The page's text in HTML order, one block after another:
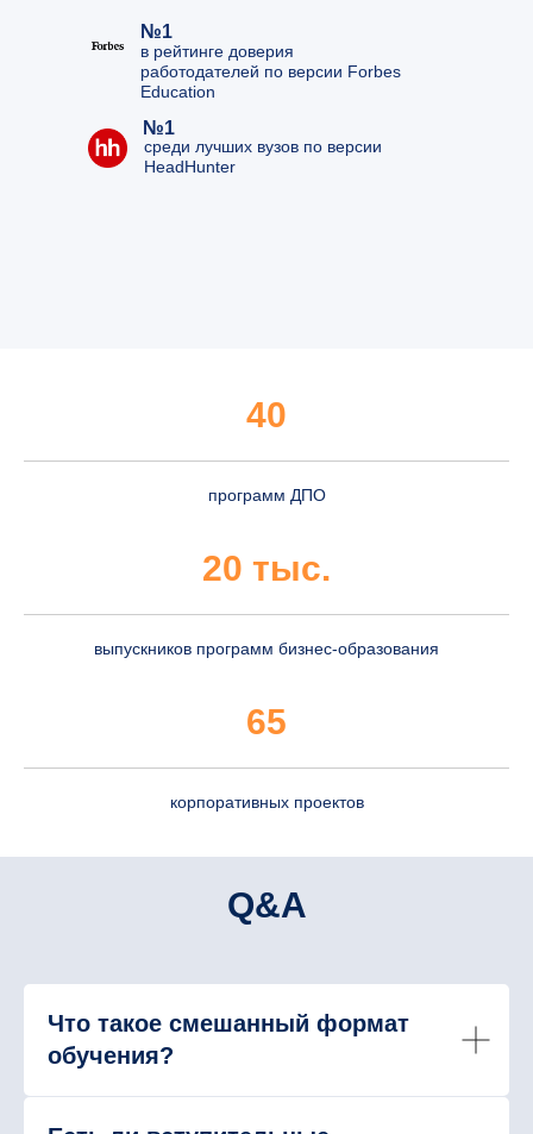
№1
№1
в рейтинге доверия
работодателей по версии Forbes
Education
среди лучших вузов по версии
HeadHunter
40
программ ДПО
20 тыс.
выпускников программ бизнес-образования
65
корпоративных проектов
Q&A
Что такое смешанный формат
обучения?